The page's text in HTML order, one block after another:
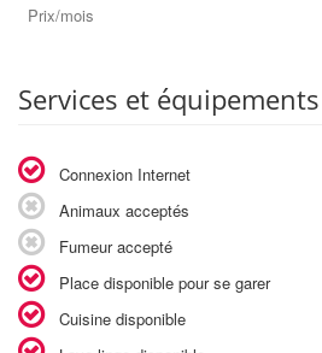
Prix/mois
Services et équipements
Connexion Internet
Animaux acceptés
Fumeur accepté
Place disponible pour se garer
Cuisine disponible